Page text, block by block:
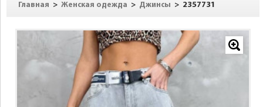
Главная > Женская одежда > Джинсы > 2357731